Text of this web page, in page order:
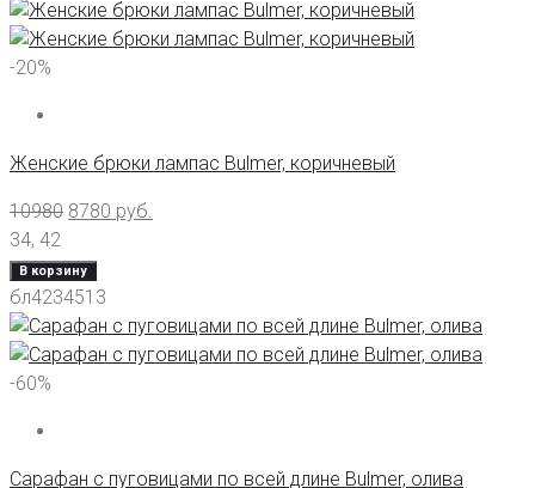
-20%
Женские брюки лампас Bulmer, коричневый
10980 8780 руб.
34, 42
В корзину
бл4234513
-60%
Сарафан с пуговицами по всей длине Bulmer, олива